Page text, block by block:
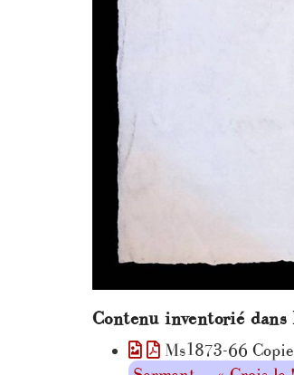
Contenu inventorié
Ms1873-66